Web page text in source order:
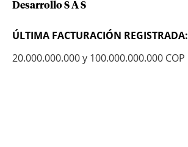
Desarrollo S A S
ÚLTIMA FACTURACIÓN REGISTRADA:
20.000.000.000 y 100.000.000.000 COP